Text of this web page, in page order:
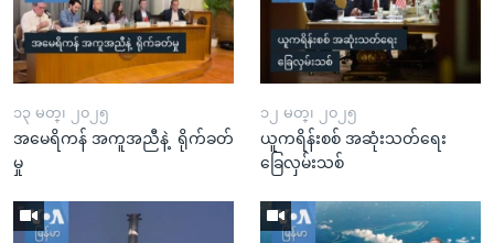
၁၃ မတ္၊ ၂၀၂၅
အမေရိကန် အကူအညီနဲ့ ရိုက်ခတ်
မှု
၁၂ မတ္၊ ၂၀၂၅
ယူကရိန်းစစ် အဆုံးသတ်ရေး
ခြေလှမ်းသစ်